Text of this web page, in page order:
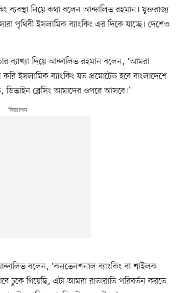
নিয়ে কথা বলেন আন্দালিভ রহমান। যুক্তরাজ্য
পৃথিবী ইসলামিক ব্যাংকিং এর দিকে যাচ্ছে। দেশেও
ব্যাখ্যা দিয়ে আন্দালিভ রহমান বলেন, ‘আমরা
করি ইসলামিক ব্যাংকিং যত প্রমোটেড হবে বাংলাদেশে
ব্লেসিং আমাদের ওপরে আসবে।’
বলেন, ‘কনভেনশনাল ব্যাংকিং বা শাইলক
ঢুকে গিয়েছি, এটা আমরা রাতারাতি পরিবর্তন করতে